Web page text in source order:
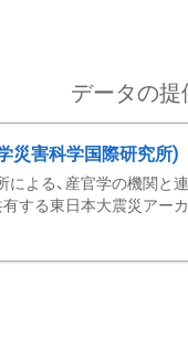
データの提
災害科学国際研究所)
よる、産官学の機関と
する東日本大震災アー